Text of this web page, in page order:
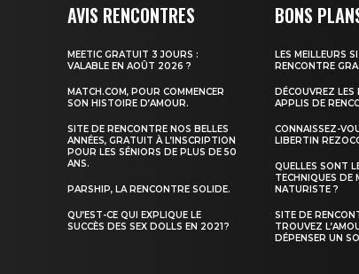
AVIS RENCONTRES
MEETIC GRATUIT 3 JOURS :
VALABLE EN AOÛT 2026 ?
MATCH.COM, POUR COMMENCER
SON HISTOIRE D’AMOUR.
SITE DE RENCONTRE NOS BELLES
ANNÉES, GRATUIT À L’INSCRIPTION
POUR LES SÉNIORS DE PLUS DE 50
ANS.
PARSHIP, LA RENCONTRE SOLIDE.
QU’EST-CE QUI EXPLIQUE LE
SUCCÈS DES SEX DOLLS EN 2021 ?
BONS
LES MEILLEURS
RENCONTRE
DÉCOUVREZ LES
APPLIS DE
CONNAISSEZ-
LIBERTIN
QUELLES SONT
TECHNIQUES DE
NATURISTE ?
SITE DE
TROUVEZ
DÉPENSER UN